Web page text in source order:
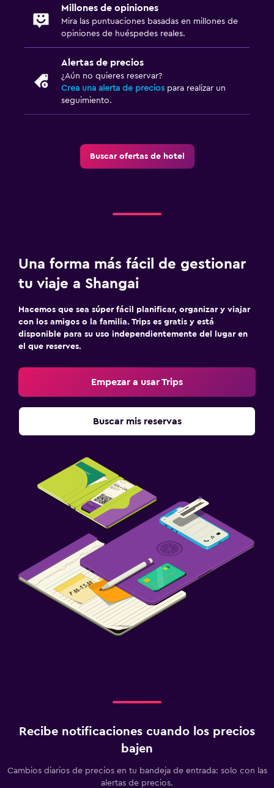
Millones de opiniones
Mira las puntuaciones basadas en millones de
opiniones de huéspedes reales.
Alertas de precios
¿Aún no quieres reservar?
Crea una alerta de precios para realizar un
seguimiento.
Buscar ofertas de hotel
Una forma más fácil de gestionar
tu viaje a Shangai
Hacemos que sea súper fácil planificar, organizar y viajar
con los amigos o la familia. Trips es gratis y está
disponible para su uso independientemente del lugar en
el que reserves.
Empezar a usar Trips
Buscar mis reservas
Recibe notificaciones cuando los precios
bajen
Cambios diarios de precios en tu bandeja de entrada: solo con las
alertas de precios.